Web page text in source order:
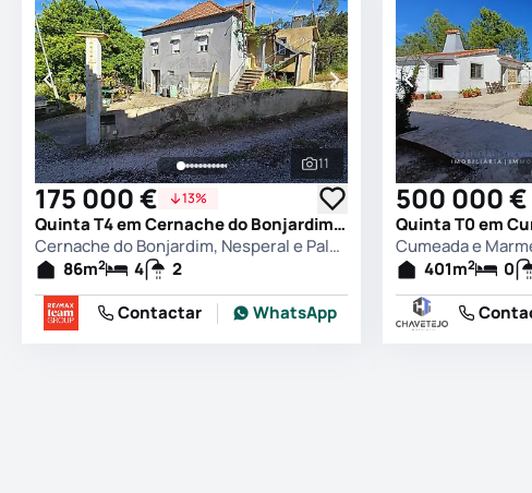
Ver todas as fotografias
11
175 000 € 13%
Quinta T4 em Cernache do Bonjardim, Nesperal e Palhais, Sertã
Cernache do Bonjardim, Nesperal e Palhais, Sertã
86m2 4
2
Contactar
WhatsApp
500 000 €
Cumeada e
401m2 0